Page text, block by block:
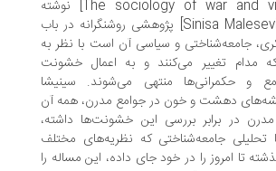
[Sinisa Malesevic] پژوهشی روشنگرانه در باب
و سیاسی آن است با نظر به
تغییر می‌کنند و به اعمال خشونت
منتهی می‌شوند. سینیشا
دهشت و خون در جوامع مدرن، همه‌ آن
برابر بررسی این خشونت‌ها داشته،
جامعه‌شناختی که نظریه‌های مختلف
را در خود جای داده، این مساله را